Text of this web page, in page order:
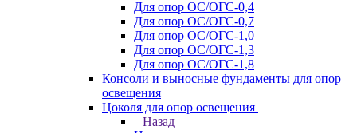
Для опор ОС/ОГС-0,4
Для опор ОС/ОГС-0,7
Для опор ОС/ОГС-1,0
Для опор ОС/ОГС-1,3
Для опор ОС/ОГС-1,8
Консоли и выносные фундаменты для опор
освещения
Цоколя для опор освещения
Назад